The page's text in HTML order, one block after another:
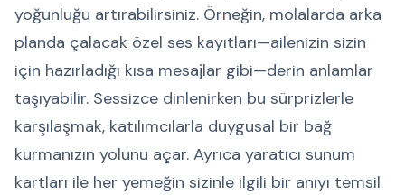
yoğunluğu artırabilirsiniz. Örneğin, molalarda arka
planda çalacak özel ses kayıtları—ailenizin sizin
için hazırladığı kısa mesajlar gibi—derin anlamlar
taşıyabilir. Sessizce dinlenirken bu sürprizlerle
karşılaşmak, katılımcılarla duygusal bir bağ
kurmanızın yolunu açar. Ayrıca yaratıcı sunum
kartları ile her yemeğin sizinle ilgili bir anıyı temsil